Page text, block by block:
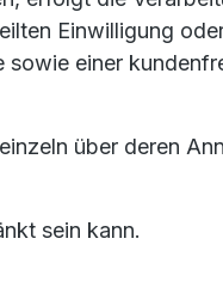
Einwilligung
sowie einer
über deren
sein kann.